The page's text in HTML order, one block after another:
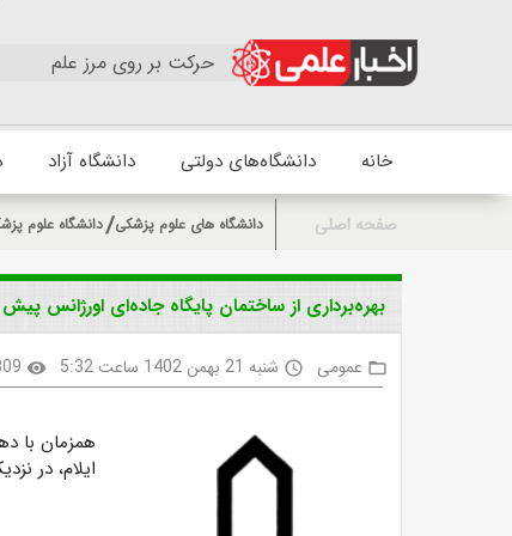
حرکت بر روی مرز علم
خانه دانشگاه‌های دولتی دانشگاه آزاد
صفحه اصلی دانشگاه های علوم پزشکی دانشگاه علوم
بهره‌برداری از ساختمان پایگاه جاده‌ای اورژانس
folder_open عمومی access_time شنبه 21 بهمن 1402 ساعت 5:32 visibility
همزمان با
ایلام، در